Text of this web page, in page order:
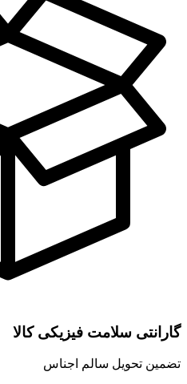
گارانتی سلامت فیزیکی کالا
تضمین تحویل سالم اجناس